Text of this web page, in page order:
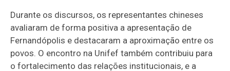
Durante os discursos, os representantes chineses
avaliaram de forma positiva a apresentação de
Fernandópolis e destacaram a aproximação entre os
povos. O encontro na Unifef também contribuiu para
o fortalecimento das relações institucionais, e a